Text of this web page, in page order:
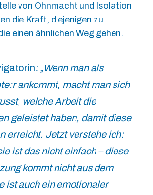
von Ohnmacht und Isolation
die Kraft, diejenigen zu
einen ähnlichen Weg gehen.
: „Wenn man als
ankommt, macht man sich
welche Arbeit die
geleistet haben, damit diese
erreicht. Jetzt verstehe ich:
ist das nicht einfach – diese
kommt nicht aus dem
ist auch ein emotionaler